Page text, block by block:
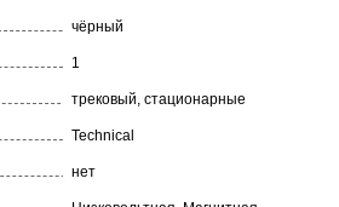
чёрный
1
трековый, стационарные
Technical
нет